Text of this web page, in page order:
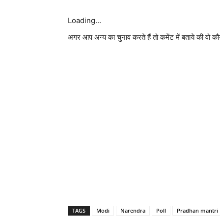
Loading...
अगर आप अन्य का चुनाव करते हैं तो कमेंट में बताये की वो
TAGS Modi Narendra Poll Pradhan mantri